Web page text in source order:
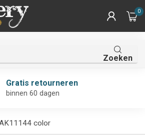
0
Zoeken
Gratis retourneren
binnen 60 dagen
color